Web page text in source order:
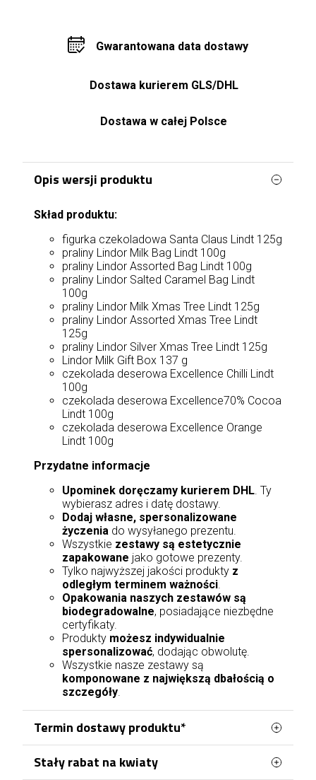
Gwarantowana data dostawy
Dostawa kurierem GLS/DHL
Dostawa w całej Polsce
Opis wersji produktu
Skład produktu:
figurka czekoladowa Santa Claus Lindt 125g
praliny Lindor Milk Bag Lindt 100g
praliny Lindor Assorted Bag Lindt 100g
praliny Lindor Salted Caramel Bag Lindt
100g
praliny Lindor Milk Xmas Tree Lindt 125g
praliny Lindor Assorted Xmas Tree Lindt
125g
praliny Lindor Silver Xmas Tree Lindt 125g
Lindor Milk Gift Box 137 g
czekolada deserowa Excellence Chilli Lindt
100g
czekolada deserowa Excellence70% Cocoa
Lindt 100g
czekolada deserowa Excellence Orange
Lindt 100g
Przydatne informacje
Upominek doręczamy kurierem DHL. Ty
wybierasz adres i datę dostawy.
Dodaj własne, spersonalizowane
życzenia do wysyłanego prezentu.
Wszystkie zestawy są estetycznie
zapakowane jako gotowe prezenty.
Tylko najwyższej jakości produkty z
odległym terminem ważności.
Opakowania naszych zestawów są
biodegradowalne, posiadające niezbędne
certyfikaty.
Produkty możesz indywidualnie
spersonalizować, dodając obwolutę.
Wszystkie nasze zestawy są
komponowane z największą dbałością o
szczegóły.
Termin dostawy produktu*
Zamówienia kwiatowe w Jastrzębiu-Zdroju
Stały rabat na kwiaty